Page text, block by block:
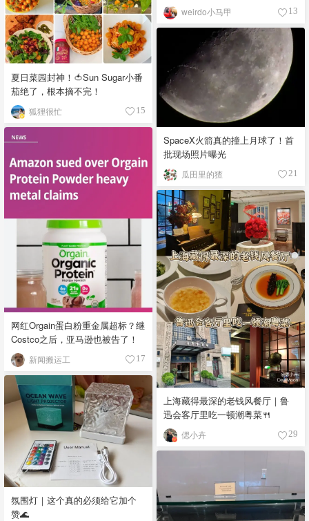
weirdo小马甲 13
夏日菜园封神！🍅Sun Sugar小番
茄绝了，根本摘不完！
狐狸很忙 15
SpaceX火箭真的撞上月球了！首
批现场照片曝光
瓜田里的猹 21
网红Orgain蛋白粉重金属超标？继
Costco之后，亚马逊也被告了！
新闻搬运工 17
上海藏得最深的老钱风餐厅｜鲁
迅会客厅里吃一顿潮粤菜🍴
偲小卉 29
氛围灯｜这个真的必须给它加个
赞🌊